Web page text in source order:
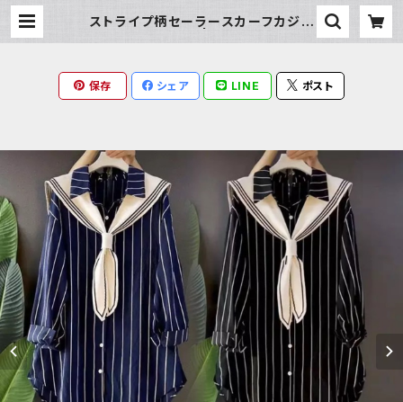
ストライプ柄セーラースカーフカジュ
保存 シェア LINE ポスト